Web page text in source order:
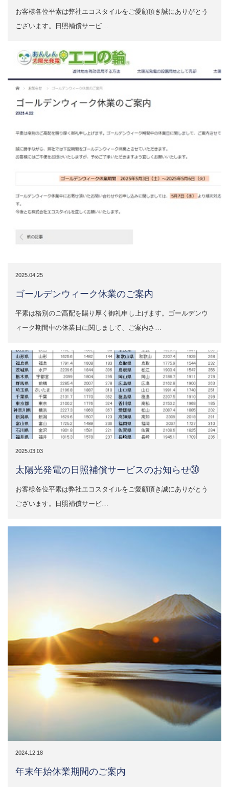
お客様各位平素は弊社エコスタイルをご愛顧頂き誠にありがとう
ございます。日照補償サービ…
2025.04.25
ゴールデンウィーク休業のご案内
平素は格別のご高配を賜り厚く御礼申し上げます。ゴールデンウ
ィーク期間中の休業日に関しまして、ご案内さ…
2025.03.03
太陽光発電の日照補償サービスのお知らせ㉚
お客様各位平素は弊社エコスタイルをご愛顧頂き誠にありがとう
ございます。日照補償サービ…
2024.12.18
年末年始休業期間のご案内